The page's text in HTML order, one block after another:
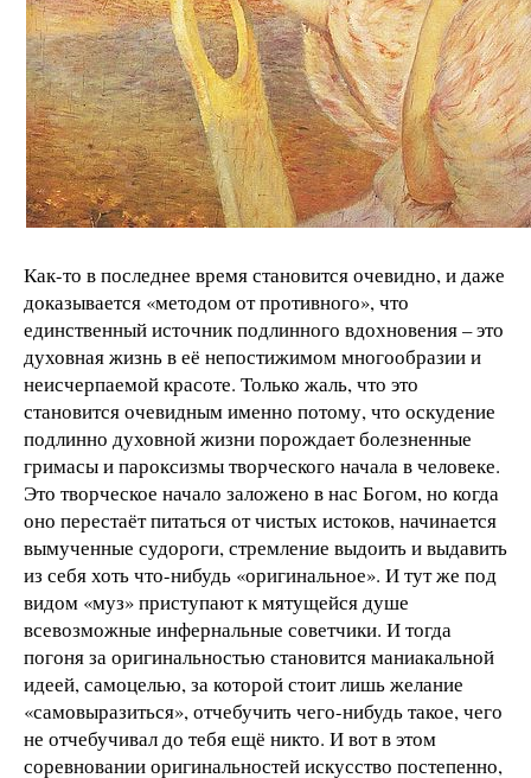
Как-то в последнее время становится очевидно, и даже
доказывается «методом от противного», что
единственный источник подлинного вдохновения – это
духовная жизнь в её непостижимом многообразии и
неисчерпаемой красоте. Только жаль, что это
становится очевидным именно потому, что оскудение
подлинно духовной жизни порождает болезненные
гримасы и пароксизмы творческого начала в человеке.
Это творческое начало заложено в нас Богом, но когда
оно перестаёт питаться от чистых истоков, начинается
вымученные судороги, стремление выдоить и выдавить
из себя хоть что-нибудь «оригинальное». И тут же под
видом «муз» приступают к мятущейся душе
всевозможные инфернальные советчики. И тогда
погоня за оригинальностью становится маниакальной
идеей, самоцелью, за которой стоит лишь желание
«самовыразиться», отчебучить чего-нибудь такое, чего
не отчебучивал до тебя ещё никто. И вот в этом
соревновании оригинальностей искусство постепенно,